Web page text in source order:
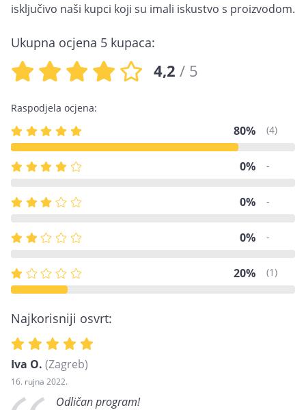
isključivo naši kupci koji su imali iskustvo s proizvodom.
Ukupna ocjena 5 kupaca:
4,2 / 5
Raspodjela ocjena:
80% (4)
0% -
0% -
0% -
20% (1)
Najkorisniji osvrt:
Iva O. (Zagreb)
16. rujna 2022.
Odličan program!